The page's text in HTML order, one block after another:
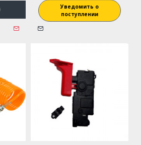
Уведомить о
поступлении